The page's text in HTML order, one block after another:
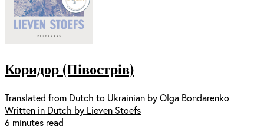
Коридор (Півострів)
Translated from Dutch to Ukrainian by Olga Bondarenko
Written in Dutch by Lieven Stoefs
6 minutes read